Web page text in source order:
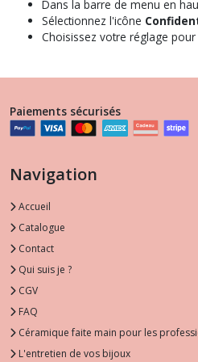
Dans la barre de menu en
Sélectionnez l'icône
Choisissez votre réglage pour
Paiements sécurisés
Navigation
Accueil
Catalogue
Contact
Qui suis je ?
CGV
FAQ
Céramique faite main pour les
L'entretien de vos bijoux